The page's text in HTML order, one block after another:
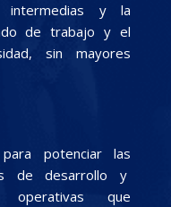
intermedias y la
de trabajo y el
sin mayores
potenciar las
de desarrollo y
operativas que